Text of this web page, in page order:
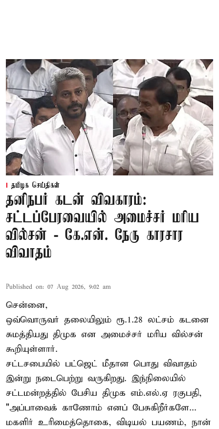
தமிழக செய்திகள்
தனிநபர் கடன் விவகாரம்:
சட்டப்பேரவையில் அமைச்சர் மரிய
வில்சன் - கே.என். நேரு காரசார
விவாதம்
Published on: 07 Aug 2026, 9:02 am
சென்னை,
ஒவ்வொருவர் தலையிலும் ரூ.1.28 லட்சம் கடனை
சுமத்தியது திமுக என அமைச்சர் மரிய வில்சன்
கூறியுள்ளார்.
சட்டசபையில் பட்ஜெட் மீதான பொது விவாதம்
இன்று நடைபெற்று வருகிறது. இந்நிலையில்
சட்டமன்றத்தில் பேசிய திமுக எம்.எல்.ஏ ரகுபதி,
"அப்பாவைக் காணோம் எனப் பேசுகிறீர்களே...
மகளிர் உரிமைத்தொகை, விடியல் பயணம், நான்